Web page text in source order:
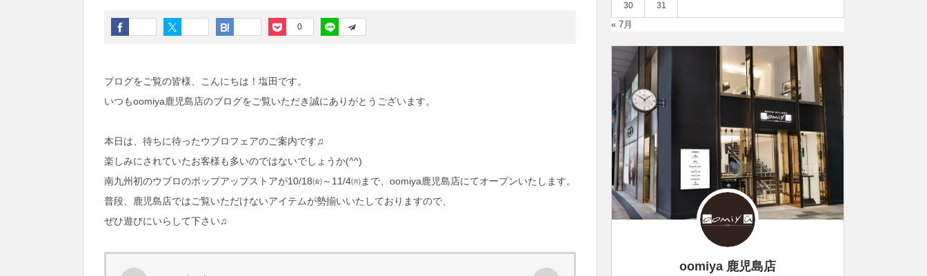
0
ブログをご覧の皆様、こんにちは！塩田です。
いつもoomiya鹿児島店のブログをご覧いただき誠にありがとうございます。
本日は、待ちに待ったウブロフェアのご案内です♫
楽しみにされていたお客様も多いのではないでしょうか(^^)
南九州初のウブロのポップアップストアが10/18㈮～11/4㈪まで、oomiya鹿児島店にてオープンいたします。
普段、鹿児島店ではご覧いただけないアイテムが勢揃いいたしておりますので、
ぜひ遊びにいらして下さい♫
30 31
« 7月
oomiya 鹿児島店